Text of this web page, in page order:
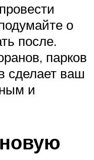
о
после.
парков
сделает ваш
и